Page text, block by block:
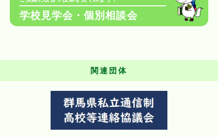
学校見学会・個別相談会
関連団体